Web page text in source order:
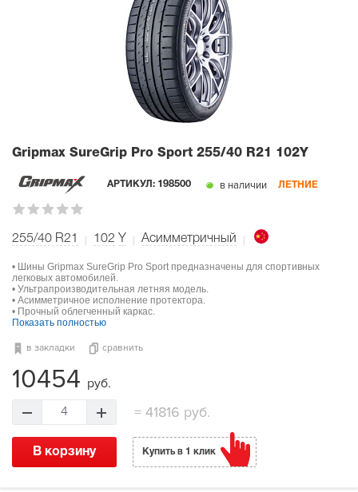
Gripmax SureGrip Pro Sport 255/40 R21 102Y
АРТИКУЛ: 198500 в наличии ЛЕТНИЕ
255/40 R21 102 Y Асимметричный
• Шины Gripmax SureGrip Pro Sport предназначены для спортивных
легковых автомобилей.
• Ультрапроизводительная летняя модель.
• Асимметричное исполнение протектора.
• Прочный облегченный каркас.
Показать полностью
в закладки сравнить
10454 руб.
4 = 41816 руб.
В корзину Купить в 1 клик